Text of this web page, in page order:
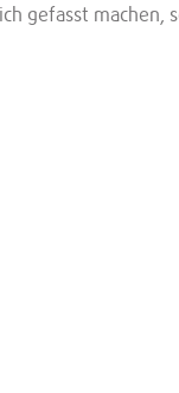
gefasst machen,